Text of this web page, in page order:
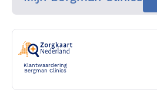
Klantwaardering
Bergman Clinics